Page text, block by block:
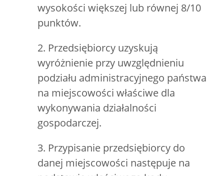
wysokości większej lub równej 8/10
punktów.
2. Przedsiębiorcy uzyskują
wyróżnienie przy uwzględnieniu
podziału administracyjnego państwa
na miejscowości właściwe dla
wykonywania działalności
gospodarczej.
3. Przypisanie przedsiębiorcy do
danej miejscowości następuje na